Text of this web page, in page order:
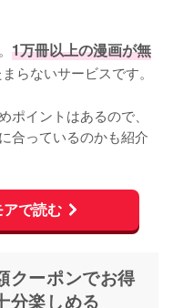
1万冊以上の漫画が無
らないサービスです。
イントはあるので、
合っているのかも紹介
で読む
クーポンでお得
分楽しめる